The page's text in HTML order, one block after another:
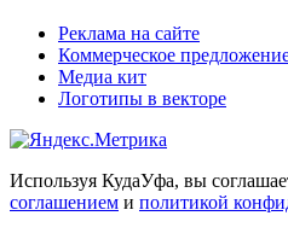
Реклама на сайте
Коммерческое
Медиа кит
Логотипы в векторе
Используя КудаУфа, вы
соглашением и политикой